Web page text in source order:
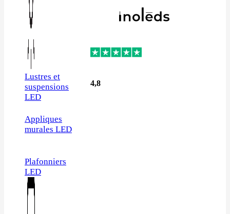
Lustres et
suspensions
LED
Appliques
murales LED
Plafonniers
LED
4,8